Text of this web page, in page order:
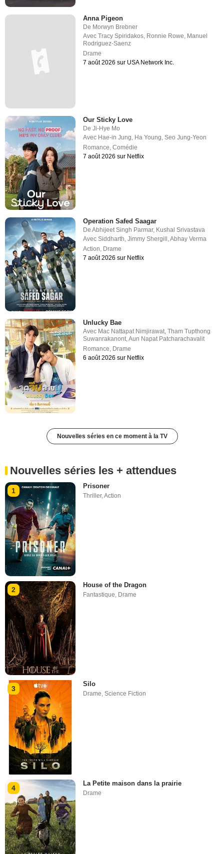
Anna Pigeon
De Morwyn Brebner
AvecTracy Spiridakos Ronnie Rowe Manuel
Rodriguez-Saenz
Drame
7 août 2026 sur USA Network Inc.
Our Sticky Love
DeJi-Hye Mo
Avec Hae-in Jung, Ha Young,Seo Jung-Yeon
Romance,Comédie
7 août 2026 sur Netflix
Operation Safed Saagar
DeAbhijeet Singh Parmar, Kushal Srivastava
AvecSiddharth,Jimmy Shergill ,Abhay Verma
Action, Drame
7 août 2026 sur Netflix
Unlucky Bae
Avec Mac Nattapat Nimjirawat,Tham Tupthong
Suwanrakanont,Aun Napat Patcharachavalit
Romance, Drame
6 août 2026 sur Netflix
Nouvelles séries en ce moment à la TV
Nouvelles séries les + attendues
1
Prisoner
Thriller,Action
2
House of the Dragon
Fantastique, Drame
3
Silo
Drame,Science Fiction
4
La Petite maison dans la prairie
Drame